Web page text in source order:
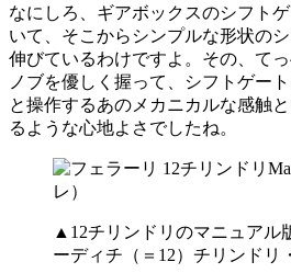
なにしろ、ギアボックスのシフト
いて、そこからシンプルな形状の
伸びているわけですよ。その、て
ノブを優しく握って、シフトゲー
と操作するあのメカニカルな感触
るような心地よさでしたね。
▲12チリンドリのマニュアル
ーディチ（＝12）チリンドリ